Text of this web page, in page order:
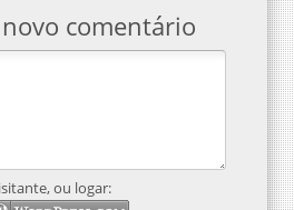
comentário
ou logar: